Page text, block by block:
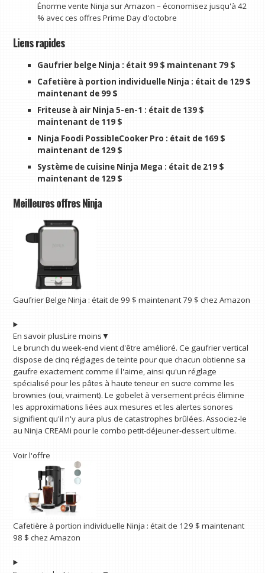
Énorme vente Ninja sur Amazon – économisez jusqu'à 42
% avec ces offres Prime Day d'octobre
Liens rapides
Gaufrier belge Ninja : était 99 $ maintenant 79 $
Cafetière à portion individuelle Ninja : était de 129 $
maintenant de 99 $
Friteuse à air Ninja 5-en-1 : était de 139 $
maintenant de 119 $
Ninja Foodi PossibleCooker Pro : était de 169 $
maintenant de 129 $
Système de cuisine Ninja Mega : était de 219 $
maintenant de 129 $
Meilleures offres Ninja
Gaufrier Belge Ninja : était de 99 $ maintenant 79 $ chez Amazon
En savoir plusLire moins▼
Le brunch du week-end vient d'être amélioré. Ce gaufrier vertical
dispose de cinq réglages de teinte pour que chacun obtienne sa
gaufre exactement comme il l'aime, ainsi qu'un réglage
spécialisé pour les pâtes à haute teneur en sucre comme les
brownies (oui, vraiment). Le gobelet à versement précis élimine
les approximations liées aux mesures et les alertes sonores
signifient qu'il n'y aura plus de catastrophes brûlées. Associez-le
au Ninja CREAMi pour le combo petit-déjeuner-dessert ultime.
Voir l'offre
Cafetière à portion individuelle Ninja : était de 129 $ maintenant
98 $ chez Amazon